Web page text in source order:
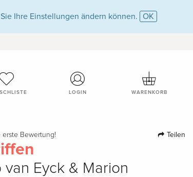
Ihre Einstellungen ändern können. OK
LOGIN WARENKORB
erste Bewertung! Teilen
van Eyck & Marion